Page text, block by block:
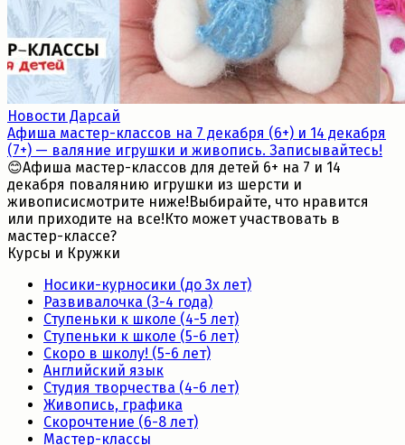
Новости Дарсай
Афиша мастер-классов на 7 декабря (6+) и 14 декабря
(7+) — валяние игрушки и живопись. Записывайтесь!
😊Афиша мастер-классов для детей 6+ на 7 и 14
декабря повалянию игрушки из шерсти и
живописисмотрите ниже!Выбирайте, что нравится
или приходите на все!Кто может участвовать в
мастер-классе?
Курсы и Кружки
Носики-курносики (до 3х лет)
Развивалочка (3-4 года)
Ступеньки к школе (4-5 лет)
Ступеньки к школе (5-6 лет)
Скоро в школу! (5-6 лет)
Английский язык
Студия творчества (4-6 лет)
Живопись, графика
Скорочтение (6-8 лет)
Мастер-классы